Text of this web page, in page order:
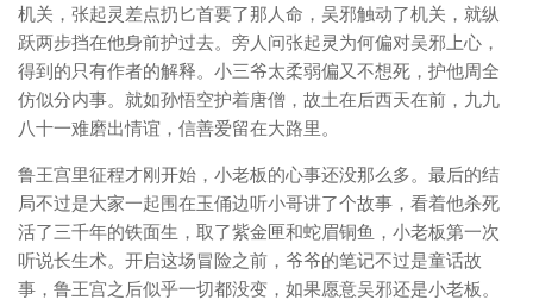
机关，张起灵差点扔匕首要了那人命，吴邪触动了机关，就纵
跃两步挡在他身前护过去。旁人问张起灵为何偏对吴邪上心，
得到的只有作者的解释。小三爷太柔弱偏又不想死，护他周全
仿似分内事。就如孙悟空护着唐僧，故土在后西天在前，九九
八十一难磨出情谊，信善爱留在大路里。
鲁王宫里征程才刚开始，小老板的心事还没那么多。最后的结
局不过是大家一起围在玉俑边听小哥讲了个故事，看着他杀死
活了三千年的铁面生，取了紫金匣和蛇眉铜鱼，小老板第一次
听说长生术。开启这场冒险之前，爷爷的笔记不过是童话故
事，鲁王宫之后似乎一切都没变，如果愿意吴邪还是小老板。